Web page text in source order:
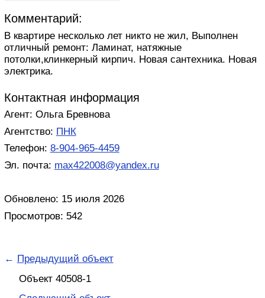
Комментарий:
В квартире несколько лет никто не жил, Выполнен
отличный ремонт: Ламинат, натяжные
потолки,клинкерный кирпич. Новая сантехника. Новая
электрика.
Контактная информация
Агент: Ольга Бревнова
Агентство: ПНК
Телефон: 8-904-965-4459
Эл. почта: max422008@yandex.ru
Обновлено: 15 июля 2026
Просмотров: 542
← Предыдущий объект
Объект 40508-1